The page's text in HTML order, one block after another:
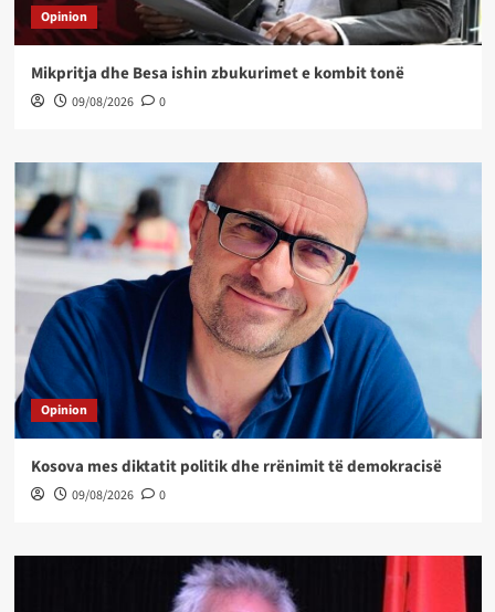
Opinion
Mikpritja dhe Besa ishin zbukurimet e kombit tonë
09/08/2026 0
Opinion
Kosova mes diktatit politik dhe rrënimit të demokracisë
09/08/2026 0